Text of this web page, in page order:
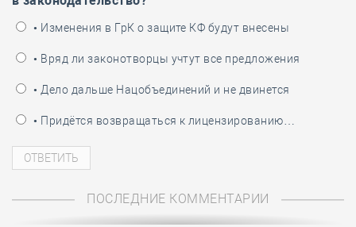
• Изменения в ГрК о защите КФ будут внесены
• Вряд ли законотворцы учтут все предложения
• Дело дальше Нацобъединений и не двинется
• Придётся возвращаться к лицензированию…
ПОСЛЕДНИЕ КОММЕНТАРИИ